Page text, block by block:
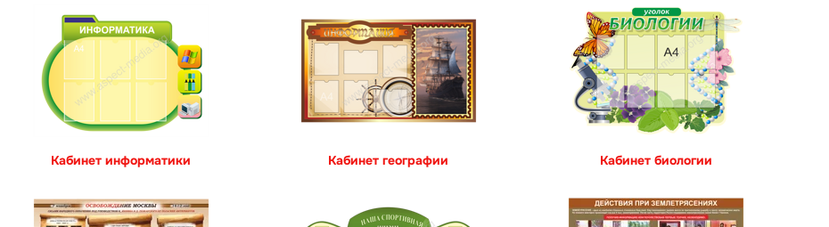
Кабинет информатики Кабинет географии Кабинет биологии